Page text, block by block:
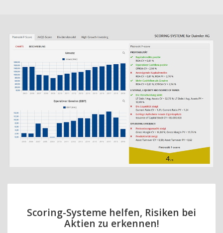
Scoring-Systeme helfen, Risiken bei
Aktien zu erkennen!